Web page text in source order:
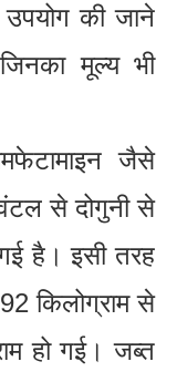
उपयोग की जाने
मूल्य भी
जैसे
से दोगुनी से
है। इसी तरह
किलोग्राम से
हो गई। जब्त